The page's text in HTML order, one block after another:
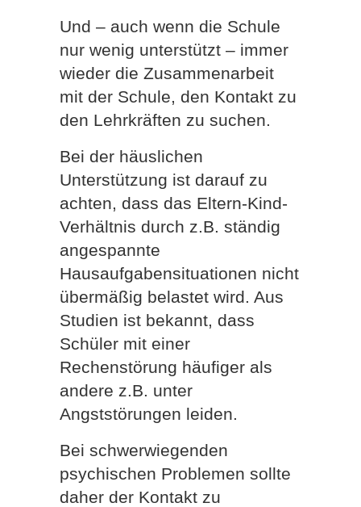
Und – auch wenn die Schule
nur wenig unterstützt – immer
wieder die Zusammenarbeit
mit der Schule, den Kontakt zu
den Lehrkräften zu suchen.
Bei der häuslichen
Unterstützung ist darauf zu
achten, dass das Eltern-Kind-
Verhältnis durch z.B. ständig
angespannte
Hausaufgabensituationen nicht
übermäßig belastet wird. Aus
Studien ist bekannt, dass
Schüler mit einer
Rechenstörung häufiger als
andere z.B. unter
Angststörungen leiden.
Bei schwerwiegenden
psychischen Problemen sollte
daher der Kontakt zu